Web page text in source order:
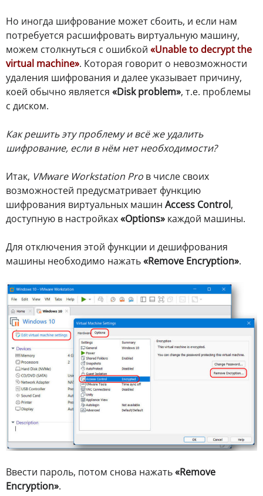
Но иногда шифрование может сбоить, и если нам
потребуется расшифровать виртуальную машину,
можем столкнуться с ошибкой «Unable to decrypt the
virtual machine». Которая говорит о невозможности
удаления шифрования и далее указывает причину,
коей обычно является «Disk problem», т.е. проблемы
с диском.
Как решить эту проблему и всё же удалить
шифрование, если в нём нет необходимости?
Итак, VMware Workstation Pro в числе своих
возможностей предусматривает функцию
шифрования виртуальных машин Access Control,
доступную в настройках«Options» каждой машины.
Для отключения этой функции и дешифрования
машины необходимо нажать«Remove Encryption».
Ввести пароль, потом снова нажать«Remove
Encryption».